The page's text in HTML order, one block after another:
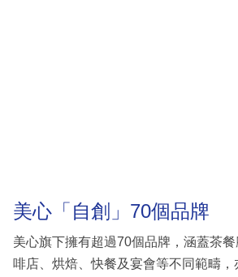
美心「自創」70個品牌
美心旗下擁有超過70個品牌，涵蓋茶
啡店、烘焙、快餐及宴會等不同範疇